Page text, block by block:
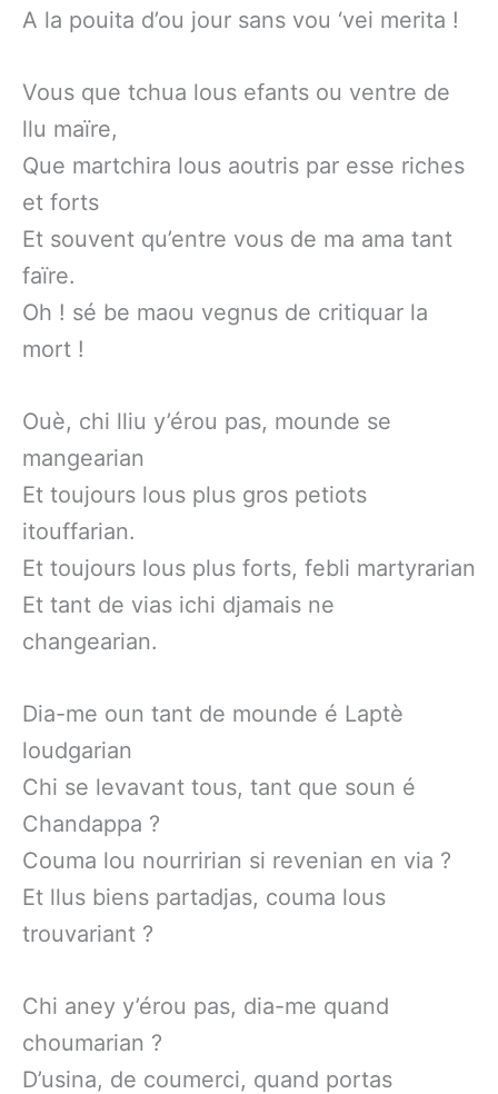
A la pouita d’ou jour sans vou ‘vei merita !
Vous que tchua lous efants ou ventre de
llu maïre,
Que martchira lous aoutris par esse riches
et forts
Et souvent qu’entre vous de ma ama tant
faïre.
Oh ! sé be maou vegnus de critiquar la
mort !
Ouè, chi lliu y’érou pas, mounde se
mangearian
Et toujours lous plus gros petiots
itouffarian.
Et toujours lous plus forts, febli martyrarian
Et tant de vias ichi djamais ne
changearian.
Dia-me oun tant de mounde é Laptè
loudgarian
Chi se levavant tous, tant que soun é
Chandappa ?
Couma lou nourririan si revenian en via ?
Et llus biens partadjas, couma lous
trouvariant ?
Chi aney y’érou pas, dia-me quand
choumarian ?
D’usina, de coumerci, quand portas